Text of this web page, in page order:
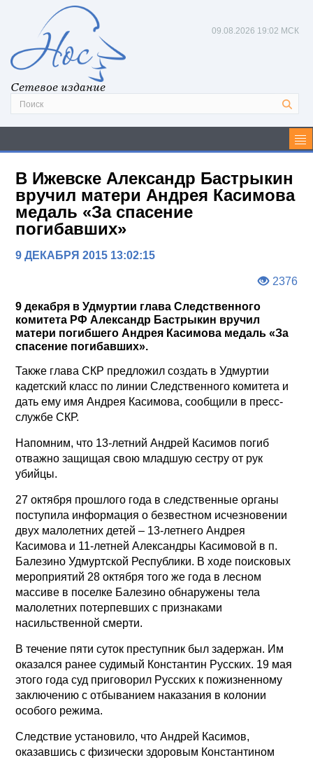
Сетевое издание
09.08.2026 19:02 МСК
В Ижевске Александр Бастрыкин
вручил матери Андрея Касимова
медаль «За спасение
погибавших»
9 ДЕКАБРЯ 2015 13:02:15
2376
9 декабря в Удмуртии глава Следственного
комитета РФ Александр Бастрыкин вручил
матери погибшего Андрея Касимова медаль «За
спасение погибавших».
Также глава СКР предложил создать в Удмуртии
кадетский класс по линии Следственного комитета и
дать ему имя Андрея Касимова, сообщили в пресс-
службе СКР.
Напомним, что 13-летний Андрей Касимов погиб
отважно защищая свою младшую сестру от рук
убийцы.
27 октября прошлого года в следственные органы
поступила информация о безвестном исчезновении
двух малолетних детей – 13-летнего Андрея
Касимова и 11-летней Александры Касимовой в п.
Балезино Удмуртской Республики. В ходе поисковых
мероприятий 28 октября того же года в лесном
массиве в поселке Балезино обнаружены тела
малолетних потерпевших с признаками
насильственной смерти.
В течение пяти суток преступник был задержан. Им
оказался ранее судимый Константин Русских. 19 мая
этого года суд приговорил Русских к пожизненному
заключению с отбыванием наказания в колонии
особого режима.
Следствие установило, что Андрей Касимов,
оказавшись с физически здоровым Константином